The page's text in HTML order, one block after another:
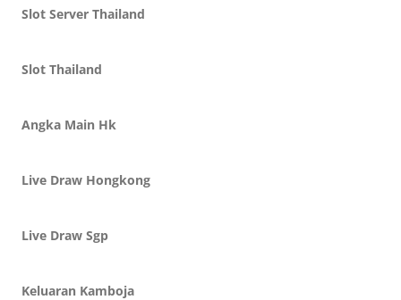
Slot Server Thailand
Slot Thailand
Angka Main Hk
Live Draw Hongkong
Live Draw Sgp
Keluaran Kamboja